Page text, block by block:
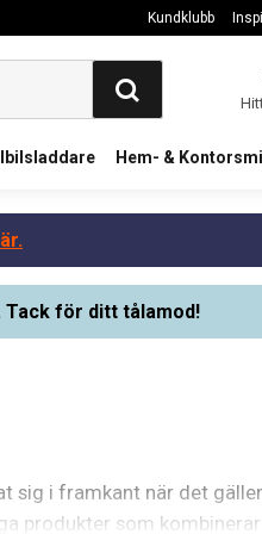
Kundklubb
Hem- &
Tack för ditt tålamod!
sig i framkant när det
produkter som